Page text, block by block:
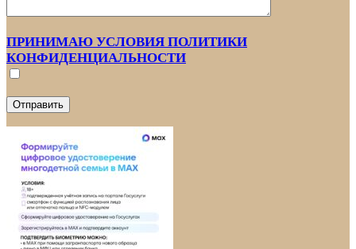
ПРИНИМАЮ УСЛОВИЯ ПОЛИТИКИ
КОНФИДЕНЦИАЛЬНОСТИ